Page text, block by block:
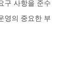
구 사항을 준수
영의 중요한 부